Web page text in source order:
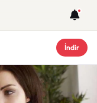
İndir